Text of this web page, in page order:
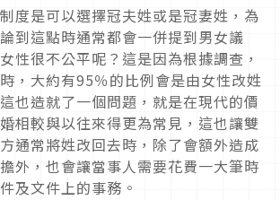
度是可以選擇冠夫姓或是冠妻姓，為
到這點時通常都會一併提到男女議
性很不公平呢？這是因為根據調查，
，大約有95％的比例會是由女性改姓
也造就了一個問題，就是在現代的價
相較與以往來得更為常見，這也讓雙
通常將姓改回去時，除了會額外造成
外，也會讓當事人需要花費一大筆時
及文件上的事務。